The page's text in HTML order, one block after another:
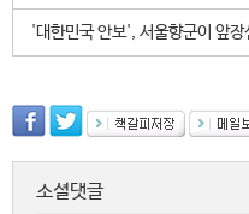
'대한민국 안보', 서울향군이 앞장
소셜댓글